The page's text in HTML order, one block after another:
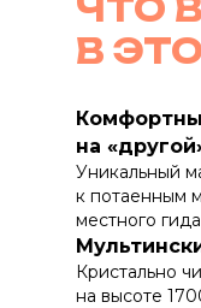
ЧТО
В
на
Уникальный
к потаенным
местного гида
Кристально
на высоте